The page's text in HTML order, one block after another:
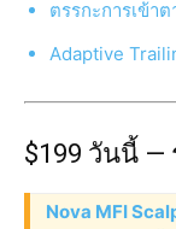
ตรรกะการเข้า
Adaptive
$199 วันนี้ —
Nova MFI